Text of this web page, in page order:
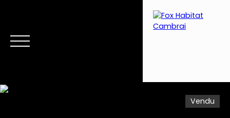
Vendu